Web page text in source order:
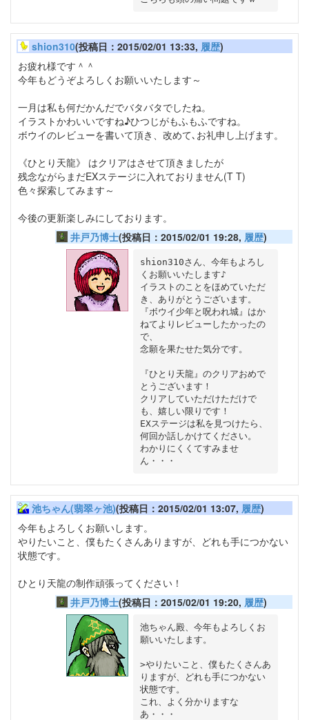
shion310(投稿日：2015/02/01 13:33, 履歴)
お疲れ様です＾＾
今年もどうぞよろしくお願いいたします～
一月は私も何だかんだでバタバタでしたね。
イラストかわいいですね♪ひつじがもふもふですね。
ボウイのレビューを書いて頂き、改めて､お礼申し上げます。
《ひとり天龍》 はクリアはさせて頂きましたが
残念ながらまだEXステージに入れておりません(T T)
色々探索してみます～
今後の更新楽しみにしております。
井戸乃博士(投稿日：2015/02/01 19:28, 履歴)
shion310さん、今年もよろし
くお願いいたします♪
イラストのことをほめていただ
き、ありがとうございます。
『ボウイ少年と呪われ城』はか
ねてよりレビューしたかったの
で、
念願を果たせた気分です。
『ひとり天龍』のクリアおめで
とうございます！
クリアしていただけただけで
も、嬉しい限りです！
EXステージは私を見つけたら、
何回か話しかけてください。
わかりにくくてすみませ
池ちゃん(翡翠ヶ池)(投稿日：2015/02/01 13:07, 履歴)
今年もよろしくお願いします。
やりたいこと、僕もたくさんありますが、どれも手につかない
状態です。
ひとり天龍の制作頑張ってください！
井戸乃博士(投稿日：2015/02/01 19:20, 履歴)
池ちゃん殿、今年もよろしくお
願いいたします。
>やりたいこと、僕もたくさんあ
りますが、どれも手につかない
状態です。
これ、よく分かりますな
あ・・・